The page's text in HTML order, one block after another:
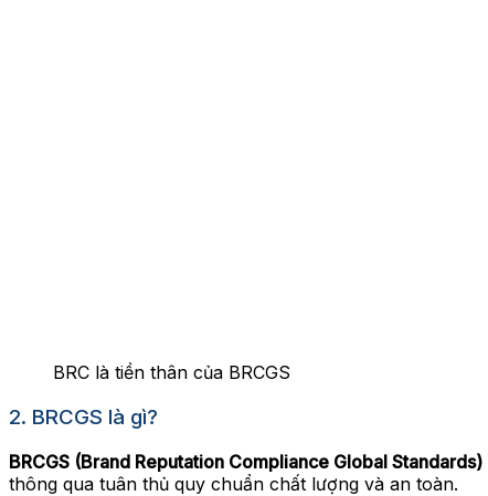
BRC là tiền thân của BRCGS
2. BRCGS là gì?
BRCGS (Brand Reputation Compliance Global Standards)
thông qua tuân thủ quy chuẩn chất lượng và an toàn.